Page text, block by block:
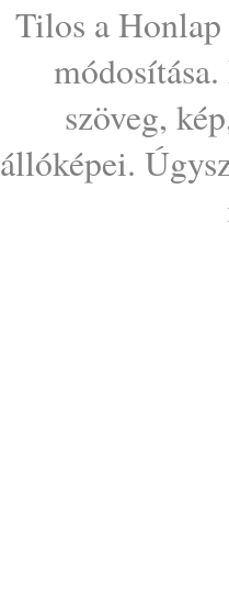
Tilos a Honlap
szöveg,
állóképei.